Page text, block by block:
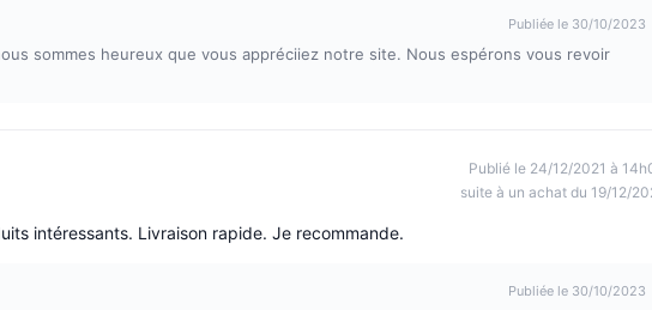
Publiée le 30/10/2023
sommes heureux que vous appréciiez notre site. Nous espérons vous revoir
Publié le 24/12/2021 à
suite à un achat du 19/12/
intéressants. Livraison rapide. Je recommande.
Publiée le 30/10/2023